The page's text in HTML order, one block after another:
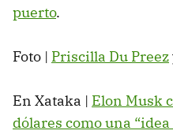
puerto.
Foto | Priscilla Du Preez
En Xataka | Elon Musk
dólares como una